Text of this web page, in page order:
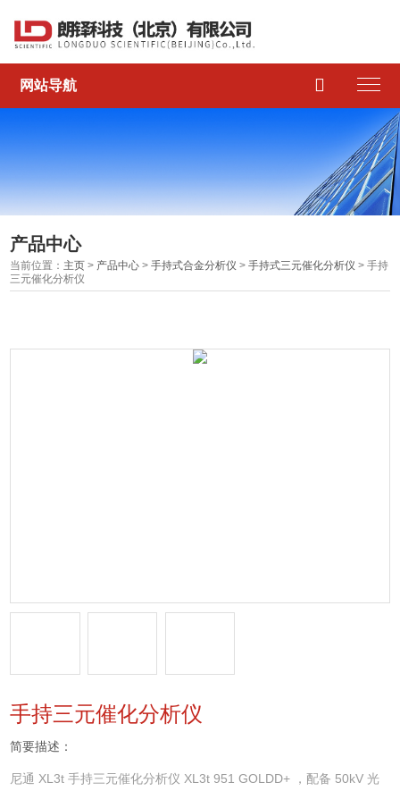
网站导航 
产品中心
当前位置： 主页 > 产品中心 >手持式合金分析仪 >手持式三元催化分析仪 > 手持
三元催化分析仪
手持三元催化分析仪
简要描述：
尼通 XL3t 手持三元催化分析仪 XL3t 951 GOLDD+ ，配备 50kV 光